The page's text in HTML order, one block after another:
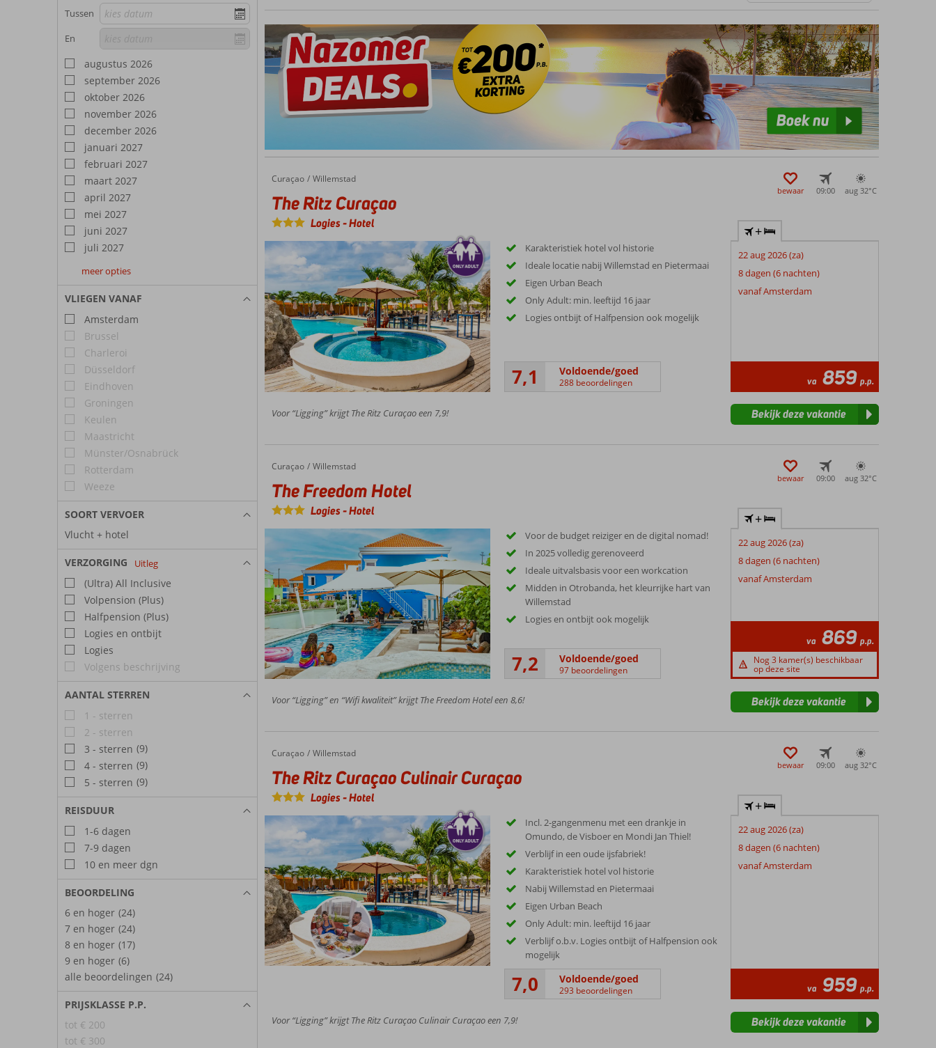
Tussen
En
augustus 2026
september 2026
oktober 2026
november 2026
december 2026
januari 2027
februari 2027
maart 2027
april 2027
mei 2027
juni 2027
juli 2027
augustus
2027
september
2027
oktober
2027
meer opties
VLIEGEN VANAF
Amsterdam
Brussel
Charleroi
Düsseldorf
Eindhoven
Groningen
Keulen
Maastricht
Münster/Osnabrück
Rotterdam
Weeze
SOORT VERVOER
Vlucht + hotel
VERZORGING Uitleg
(Ultra) All Inclusive
Volpension (Plus)
Halfpension (Plus)
Logies en ontbijt
Logies
Volgens beschrijving
AANTAL STERREN
1 - sterren
2 - sterren
3 - sterren (9)
4 - sterren (9)
5 - sterren (9)
REISDUUR
1-6 dagen
7-9 dagen
10 en meer dgn
BEOORDELING
6 en hoger (24)
7 en hoger (24)
8 en hoger (17)
9 en hoger (6)
alle beoordelingen (24)
PRIJSKLASSE P.P.
tot € 200
tot € 300
Home
Curaçao Willemstad
The Ritz Curaçao
The Ritz Curaçao
Logies-Hotel
bewaar 09:00 aug 32°C
Karakteristiek hotel vol historie
Ideale locatie nabij Willemstad en Pietermaai
Eigen Urban Beach
Only Adult: min. leeftijd 16 jaar
Logies ontbijt of Halfpension ook mogelijk
7,1 Voldoende/goed
288 beoordelingen
+
22 aug 2026 (za)
8 dagen (6 nachten)
vanaf Amsterdam
va 859 p.p.
Voor “Ligging” krijgt The Ritz Curaçao een 7,9! Bekijk deze vakantie
Home
Curaçao Willemstad
The Freedom Hotel
The Freedom Hotel
Logies-Hotel
bewaar 09:00 aug 32°C
Voor de budget reiziger en de digital nomad!
In 2025 volledig gerenoveerd
Ideale uitvalsbasis voor een workcation
Midden in Otrobanda, het kleurrijke hart van
Willemstad
Logies en ontbijt ook mogelijk
7,2 Voldoende/goed
97 beoordelingen
+
22 aug 2026 (za)
8 dagen (6 nachten)
vanaf Amsterdam
va 869 p.p.
Nog 3 kamer(s) beschikbaar
op deze site
Voor “Ligging” en “Wifi kwaliteit” krijgt The Freedom Hotel een 8,6! Bekijk deze vakantie
Home
Curaçao Willemstad
The Ritz Curaçao Culinair Curaçao
The Ritz Curaçao Culinair Curaçao
Logies-Hotel
bewaar 09:00 aug 32°C
Incl. 2-gangenmenu met een drankje in
Omundo, de Visboer en Mondi Jan Thiel!
Verblijf in een oude ijsfabriek!
Karakteristiek hotel vol historie
Nabij Willemstad en Pietermaai
Eigen Urban Beach
Only Adult: min. leeftijd 16 jaar
Verblijf o.b.v. Logies ontbijt of Halfpension ook
mogelijk
7,0 Voldoende/goed
293 beoordelingen
+
22 aug 2026 (za)
8 dagen (6 nachten)
vanaf Amsterdam
va 959 p.p.
Voor “Ligging” krijgt The Ritz Curaçao Culinair Curaçao een 7,9! Bekijk deze vakantie